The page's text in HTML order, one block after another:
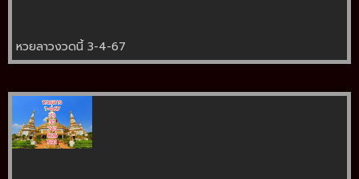
หวยลาวงวดนี้ 3-4-67